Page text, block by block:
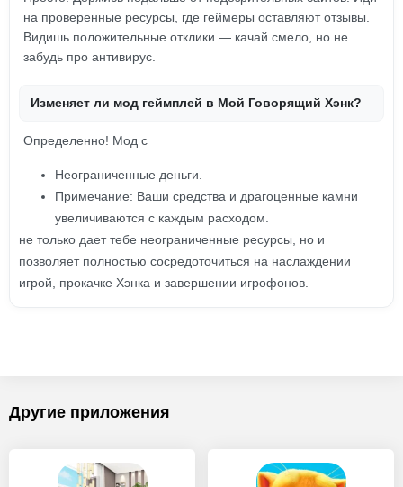
на проверенные ресурсы, где геймеры оставляют отзывы.
Видишь положительные отклики — качай смело, но не
забудь про антивирус.
Изменяет ли мод геймплей в Мой Говорящий Хэнк?
Определенно! Мод с
Неограниченные деньги.
Примечание: Ваши средства и драгоценные камни
увеличиваются с каждым расходом.
не только дает тебе неограниченные ресурсы, но и
позволяет полностью сосредоточиться на наслаждении
игрой, прокачке Хэнка и завершении игрофонов.
Другие приложения